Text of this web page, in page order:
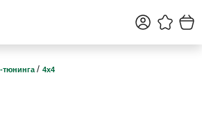
тюнинга / 4х4